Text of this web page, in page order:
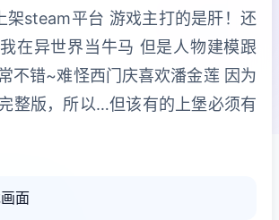
架steam平台 游戏主打的是肝！还
在异世界当牛马 但是人物建模跟
不错~难怪西门庆喜欢潘金莲 因为
整版，所以…但该有的上堡必须有
面